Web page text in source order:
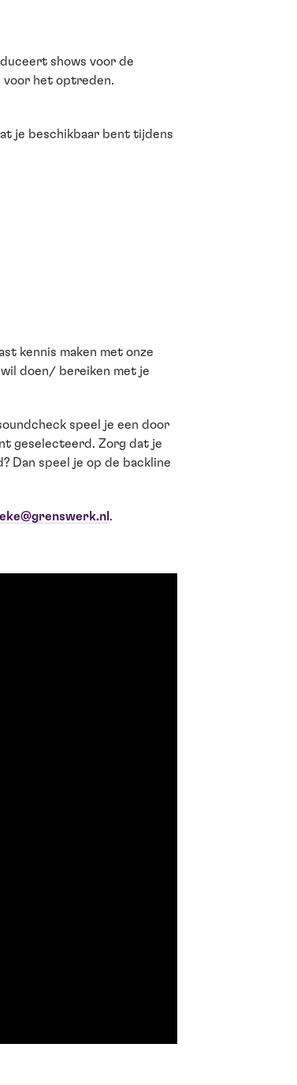
shows voor de
voor het optreden.
je beschikbaar bent tijdens
kennis maken met onze
doen/ bereiken met je
speel je een door
geselecteerd. Zorg dat je
Dan speel je op de backline
.